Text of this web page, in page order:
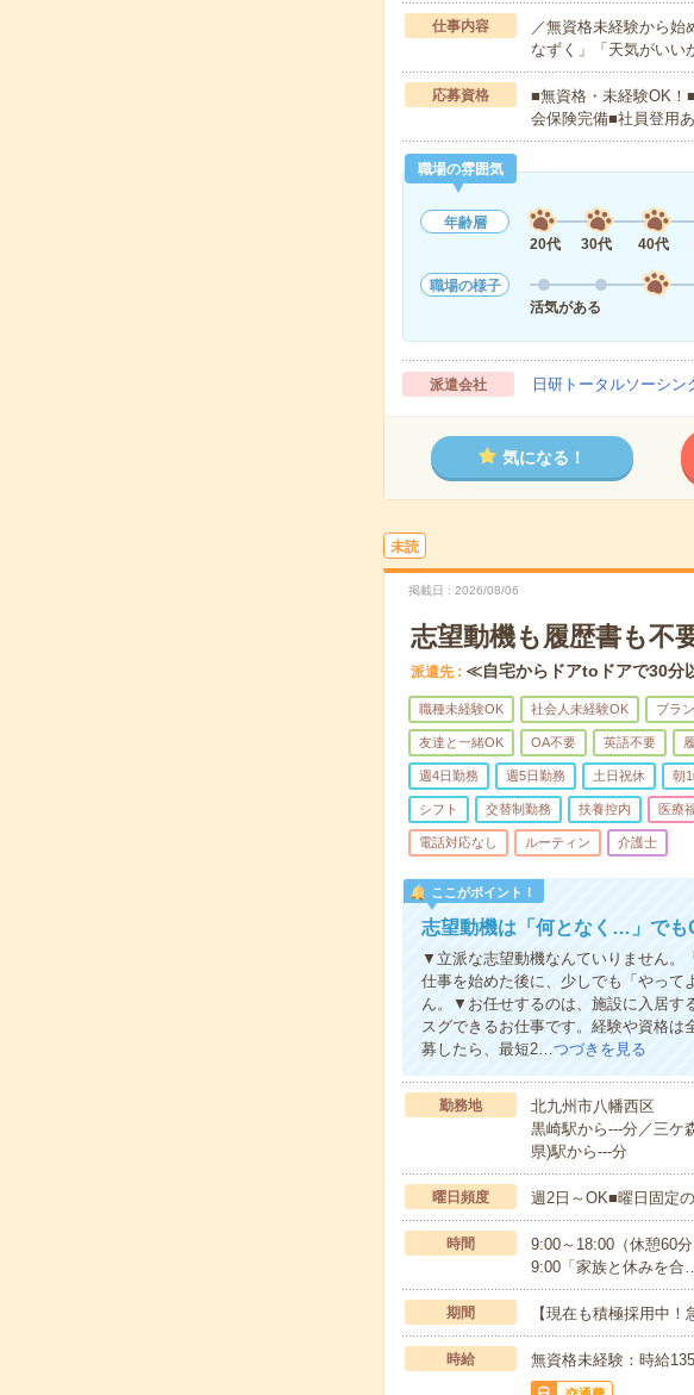
仕事内容
／無資格未経験から始
なずく」「天気がい
応募資格
■無資格・未経験OK！
会保険完備■社員登用
職場の雰囲気
年齢層
20代
30代 40代
職場の様子
活気がある
派遣会社 日研トータルソーシ
気になる！
未読
掲載日 2026/08/06
志望動機も履歴書も不
派遣先 ≪自宅からドアtoドアで30分
職種未経験OK 社会人未経験OK ブラ
友達と一緒OK OA不要 英語不要
週4日勤務 週5日勤務 土日祝休 朝
シフト 交替制勤務 扶養控内 医療
電話対応なし ルーティン 介護士
ここがポイント！
志望動機は「何となく…」でも
▼立派な志望動機なんていりません。
仕事を始めた後に、少しでも「やって
ん。▼お任せするのは、施設に入居す
スグできるお仕事です。経験や資格
募したら、最短2…つづきを見る
勤務地
北九州市八幡西区
黒崎駅から---分／三ケ
県)駅から---分
曜日頻度 週2日～OK■曜日固定
時間
9:00～18:00（休憩60
9:00「家族と休みを合
期間 【現在も積極採用中
時給 無資格未経験：時給